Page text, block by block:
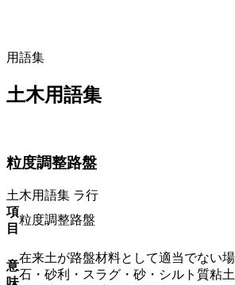
用語集
土木用語集
粒度調整路盤
土木用語集 ラ行
項
目
粒度調整路盤
意
在来土が路盤材料として適当でない
石・砂利・スラグ・砂・シルト質粘